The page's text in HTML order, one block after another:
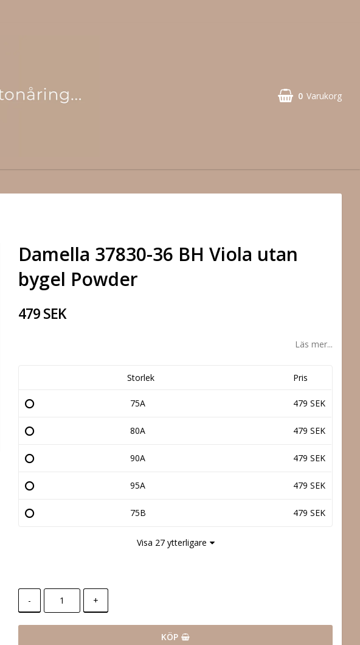
0 Varukorg
Damella 37830-36 BH Viola utan
bygel Powder
479 SEK
Läs mer...
Storlek Pris
75A 479 SEK
80A 479 SEK
90A 479 SEK
95A 479 SEK
75B 479 SEK
Visa 27 ytterligare
- +
KÖP